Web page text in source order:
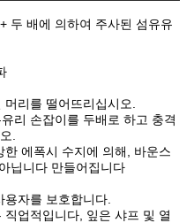
두 배에 의하여 주사된 섬유유
리를 떨어뜨리십시오.
리 손잡이를 두배로 하고 충격
.
에폭시 수지에 의해, 바운스
닙니다 만들어집니다
자를 보호합니다.
업적입니다, 잎은 샤프 및 열